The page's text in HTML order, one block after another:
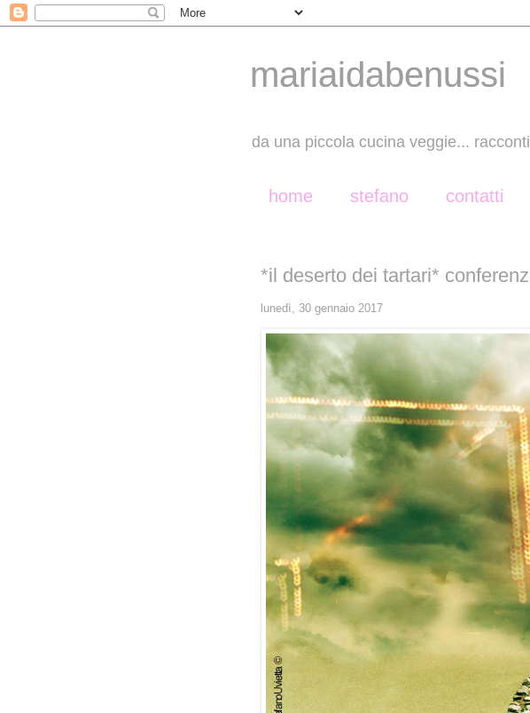
mariaidabenussi
da una piccola cucina veggie...
home stefano contatti
*il deserto dei tartari*
lunedì, 30 gennaio 2017